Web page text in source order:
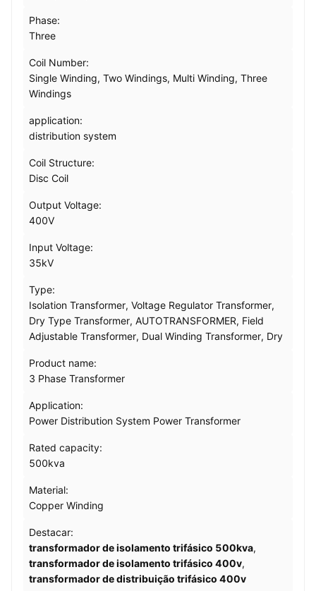
Phase:
Three
Coil Number:
Single Winding, Two Windings, Multi Winding, Three
Windings
application:
distribution system
Coil Structure:
Disc Coil
Output Voltage:
400V
Input Voltage:
35kV
Type:
Isolation Transformer, Voltage Regulator Transformer,
Dry Type Transformer, AUTOTRANSFORMER, Field
Adjustable Transformer, Dual Winding Transformer, Dry
Product name:
3 Phase Transformer
Application:
Power Distribution System Power Transformer
Rated capacity:
500kva
Material:
Copper Winding
Destacar:
transformador de isolamento trifásico 500kva,
transformador de isolamento trifásico 400v,
transformador de distribuição trifásico 400v